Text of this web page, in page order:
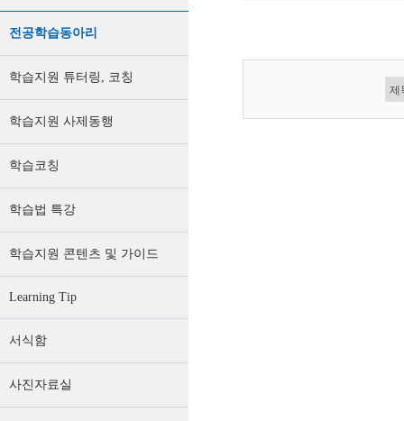
전공학습동아리
학습지원 튜터링, 코칭
학습지원 사제동행
학습코칭
학습법 특강
학습지원 콘텐츠 및 가이드
Learning Tip
서식함
사진자료실